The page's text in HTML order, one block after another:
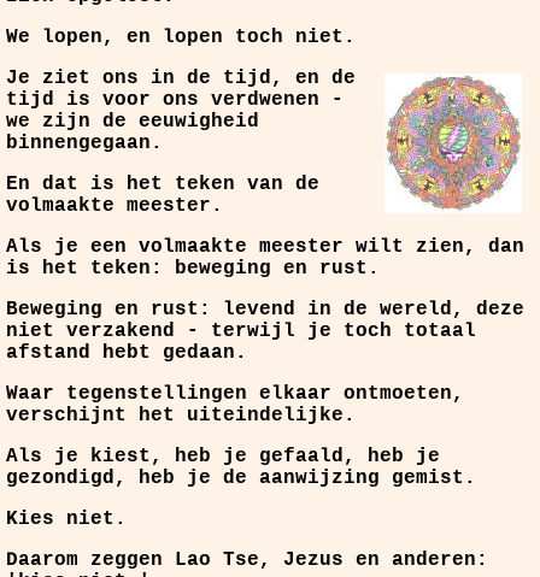
We lopen, en lopen toch niet.
Je ziet ons in de tijd, en de
tijd is voor ons verdwenen -
we zijn de eeuwigheid
binnengegaan.
En dat is het teken van de
volmaakte meester.
Als je een volmaakte meester wilt zien, dan
is het teken: beweging en rust.
Beweging en rust: levend in de wereld, deze
niet verzakend - terwijl je toch totaal
afstand hebt gedaan.
Waar tegenstellingen elkaar ontmoeten,
verschijnt het uiteindelijke.
Als je kiest, heb je gefaald, heb je
gezondigd, heb je de aanwijzing gemist.
Kies niet.
Daarom zeggen Lao Tse, Jezus en anderen: